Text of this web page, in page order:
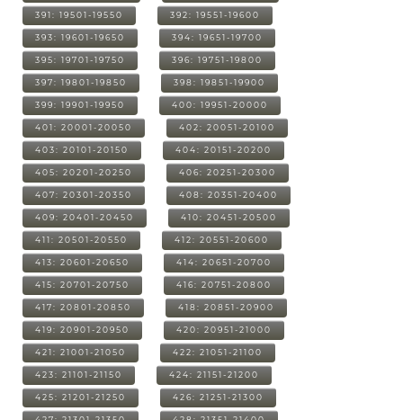
391: 19501-19550 392: 19551-19600
393: 19601-19650 394: 19651-19700
395: 19701-19750 396: 19751-19800
397: 19801-19850 398: 19851-19900
399: 19901-19950 400: 19951-20000
401: 20001-20050 402: 20051-20100
403: 20101-20150 404: 20151-20200
405: 20201-20250 406: 20251-20300
407: 20301-20350 408: 20351-20400
409: 20401-20450 410: 20451-20500
411: 20501-20550 412: 20551-20600
413: 20601-20650 414: 20651-20700
415: 20701-20750 416: 20751-20800
417: 20801-20850 418: 20851-20900
419: 20901-20950 420: 20951-21000
421: 21001-21050 422: 21051-21100
423: 21101-21150 424: 21151-21200
425: 21201-21250 426: 21251-21300